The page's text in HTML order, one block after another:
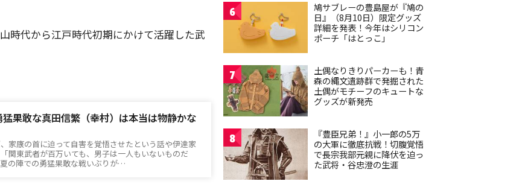
時代から江戸時代初期にかけて活躍した武
果敢な真田信繁（幸村）は本当は物静かな
家康の首に迫って自害を覚悟させたという話や伊達家
関東武者が百万いても、男子は一人もいないものだ
の陣での勇猛果敢な戦いぶりが…
6
鳩サブレーの豊島屋が『鳩の
日』（8月10日）限定グッズ
詳細を発表！今年はシリコン
ポーチ「はとっこ」
7
土偶なりきりパーカーも！青
森の縄文遺跡群で発掘された
土偶がモチーフのキュートな
グッズが新発売
8
『豊臣兄弟！』小一郎の5万
の大軍に徹底抗戦！切腹覚悟
で長宗我部元親に降伏を迫っ
た武将・谷忠澄の生涯